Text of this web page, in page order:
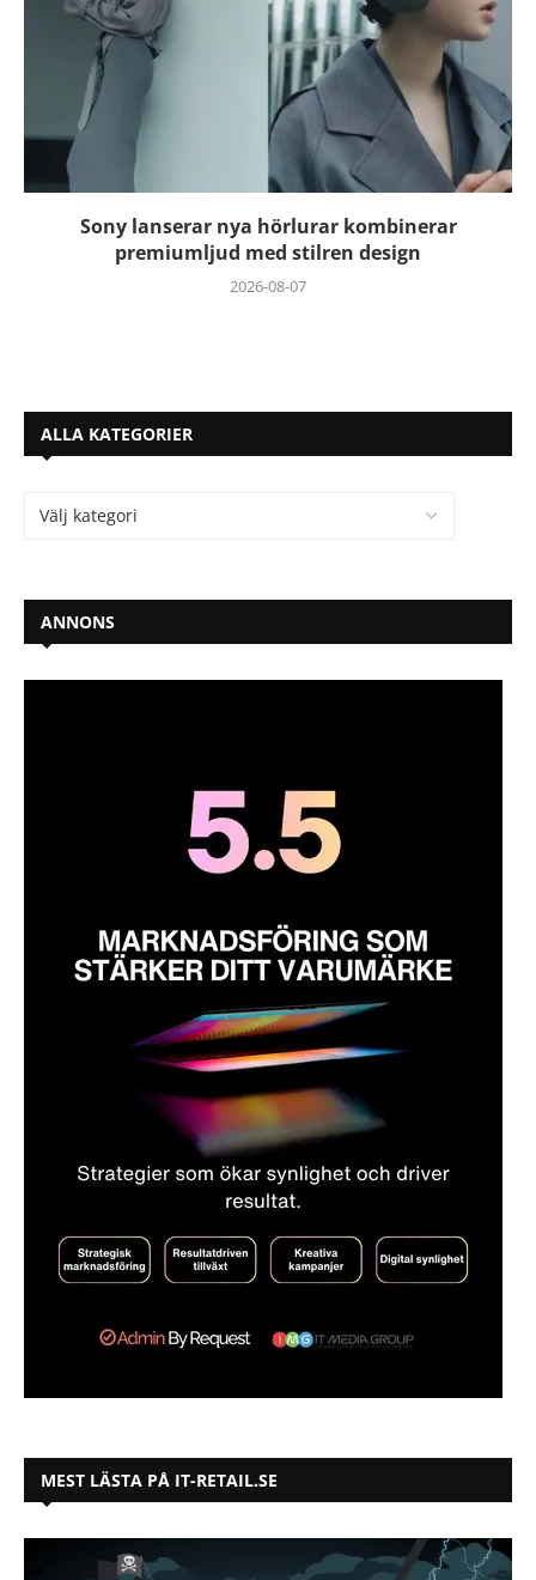
Sony lanserar nya hörlurar kombinerar
premiumljud med stilren design
2026-08-07
ALLA KATEGORIER
ANNONS
MEST LÄSTA PÅ IT-RETAIL.SE